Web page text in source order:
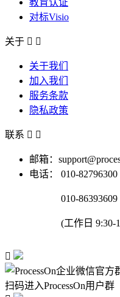
教育认证
对标Visio
关于  
关于我们
加入我们
服务条款
隐私政策
联系  
邮箱：
电话：
010-82796300
010-86393609
(工作日 9:30-

扫码进入ProcessOn用户群